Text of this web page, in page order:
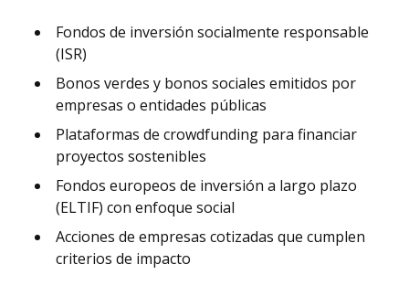
Fondos de inversión socialmente responsable
(ISR)
Bonos verdes y bonos sociales emitidos por
empresas o entidades públicas
Plataformas de crowdfunding para financiar
proyectos sostenibles
Fondos europeos de inversión a largo plazo
(ELTIF) con enfoque social
Acciones de empresas cotizadas que cumplen
criterios de impacto